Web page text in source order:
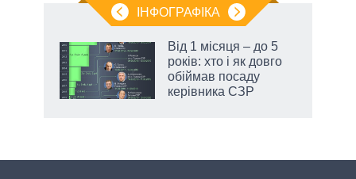
ІНФОГРАФІКА
Від 1 місяця – до 5
років: хто і як довго
обіймав посаду
керівника СЗР